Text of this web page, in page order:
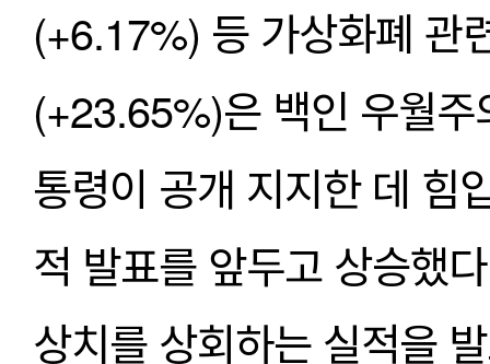
(+6.17%) 등 가상화폐 관
(+23.65%)은 백인 우월
통령이 공개 지지한 데 힘
적 발표를 앞두고 상승했
상치를 상회하는 실적을